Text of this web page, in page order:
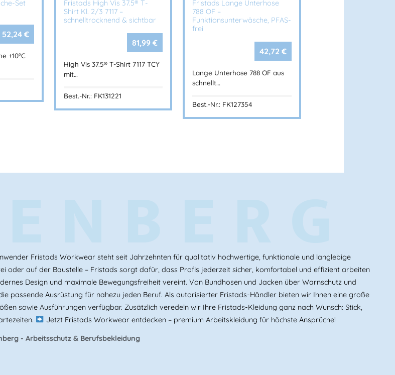
Herstellerinformationen
Herstelleranschrift:
Adresse:
Mehr Information E-Mail: info@bannenberg.at
Set
52,24 €
+10ºC
Fristads High Vis 37.5® T-
Shirt Kl. 2/3 7117 –
schnelltrocknend & sichtbar
81,99€
High Vis 37.5® T-Shirt 7117 TCY
mit…
Best.-Nr.: FK131221
Fristads Lange Unterhose
788 OF –
Funktionsunterwäsche, PFAS-
frei
42,72 €
Lange Unterhose 788 OF aus
schnellt…
Best.-Nr.: FK127354
Fristads Workwear steht seit Jahrzehnten für qualitativ hochwertige, funktionale und langlebige
oder auf der Baustelle – Fristads sorgt dafür, dass Profis jederzeit sicher, komfortabel und effizient arbeiten
Design und maximale Bewegungsfreiheit vereint. Von Bundhosen und Jacken über Warnschutz und
passende Ausrüstung für nahezu jeden Beruf. Als autorisierter Fristads-Händler bieten wir Ihnen eine große
sowie Ausführungen verfügbar. Zusätzlich veredeln wir Ihre Fristads-Kleidung ganz nach Wunsch: Stick,
Jetzt Fristads Workwear entdecken – premium Arbeitskleidung für höchste Ansprüche!
- Arbeitsschutz & Berufsbekleidung